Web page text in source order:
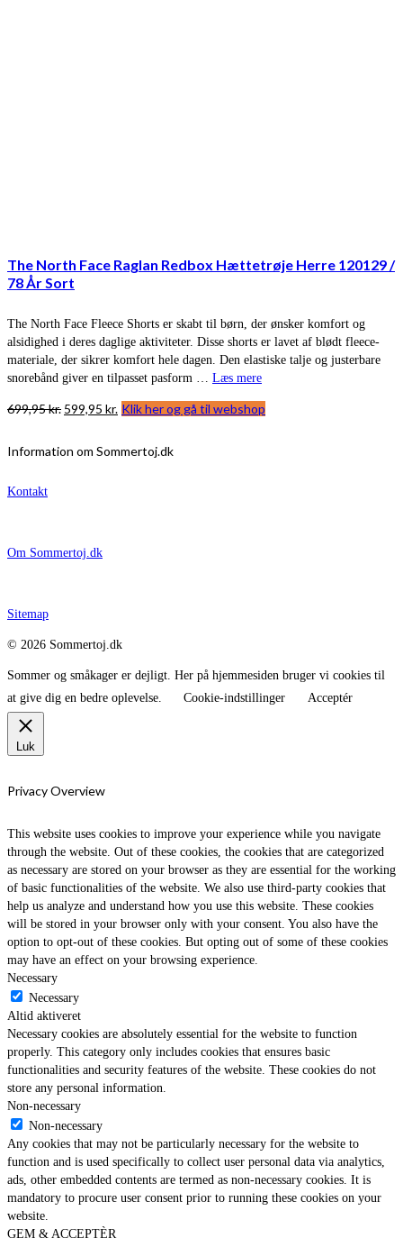
The North Face Raglan Redbox Hættetrøje Herre 120129 /
78 År Sort
The North Face Fleece Shorts er skabt til børn, der ønsker komfort og
alsidighed i deres daglige aktiviteter. Disse shorts er lavet af blødt fleece-
materiale, der sikrer komfort hele dagen. Den elastiske talje og justerbare
snorebånd giver en tilpasset pasform … Læs mere
699,95kr. Den
599,95 kr. Den
Klik her og gå til webshop
Information om Sommertoj.dk
Kontakt
Om Sommertoj.dk
Sitemap
© 2026 Sommertoj.dk
Sommer og småkager er dejligt. Her på hjemmesiden bruger vi cookies til
at give dig en bedre oplevelse.
Cookie-indstillinger Acceptér
Luk
Privacy Overview
This website uses cookies to improve your experience while you navigate
through the website. Out of these cookies, the cookies that are categorized
as necessary are stored on your browser as they are essential for the working
of basic functionalities of the website. We also use third-party cookies that
help us analyze and understand how you use this website. These cookies
will be stored in your browser only with your consent. You also have the
option to opt-out of these cookies. But opting out of some of these cookies
may have an effect on your browsing experience.
Necessary
Necessary
Altid aktiveret
Necessary cookies are absolutely essential for the website to function
properly. This category only includes cookies that ensures basic
functionalities and security features of the website. These cookies do not
store any personal information.
Non-necessary
Non-necessary
Any cookies that may not be particularly necessary for the website to
function and is used specifically to collect user personal data via analytics,
ads, other embedded contents are termed as non-necessary cookies. It is
mandatory to procure user consent prior to running these cookies on your
website.
GEM & ACCEPTÈR